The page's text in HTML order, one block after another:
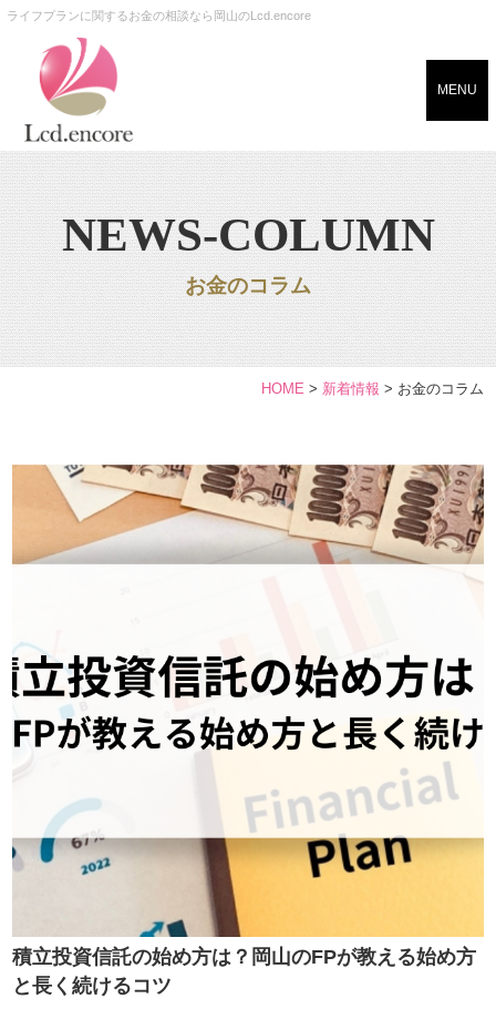
ライフプランに関するお金の相談なら岡山のLcd.encore
MENU
NEWS-COLUMN
お金のコラム
HOME > 新着情報 > お金のコラム
積立投資信託の始め方は？岡山のFPが教える始め方
と長く続けるコツ